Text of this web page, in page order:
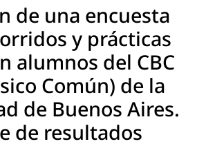
de una encuesta
y prácticas
alumnos del CBC
Común) de la
de Buenos Aires.
de resultados